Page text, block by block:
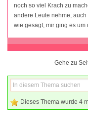
noch so viel Krach zu
andere Leute nehme,
wie gesagt, mir ging es um
Gehe zu
Dieses Thema wurde 4